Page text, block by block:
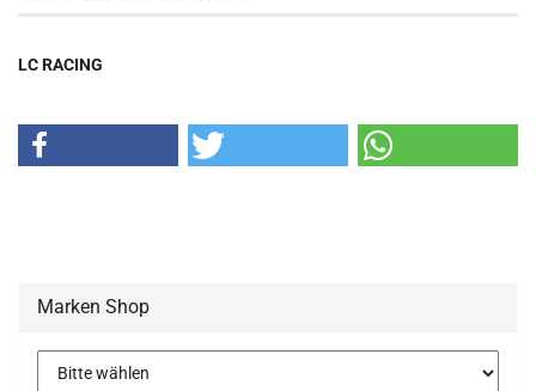
LC RACING
Marken Shop